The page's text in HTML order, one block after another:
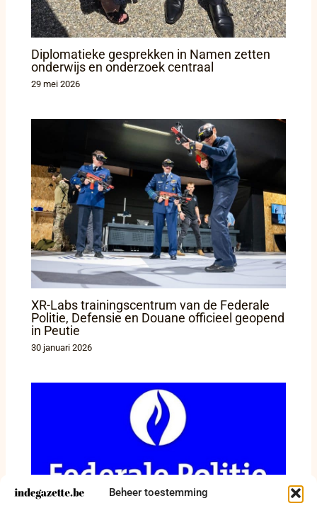
Beheer toestemming
Diplomatieke gesprekken in Namen zetten
onderwijs en onderzoek centraal
29 mei 2026
XR-Labs trainingscentrum van de Federale
Politie, Defensie en Douane officieel geopend
in Peutie
30 januari 2026